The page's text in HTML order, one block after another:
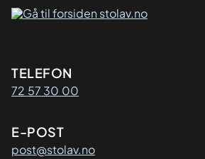
Kontaktinformasjon
TELEFON
72 57 30 00
E-POST
post@stolav.no